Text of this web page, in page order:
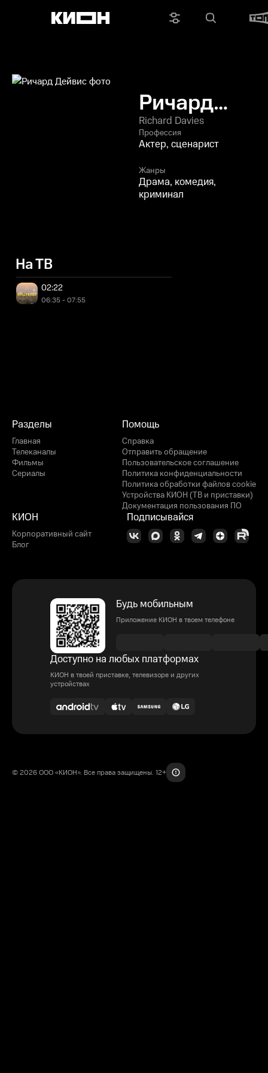
Ричард
Дейвис
Richard Davies
Профессия
Актер, сценарист
Жанры
Драма, комедия,
криминал
На ТВ
02:22
06:35 - 07:55
Разделы
Главная
Телеканалы
Фильмы
Сериалы
Помощь
Справка
Отправить обращение
Пользовательское соглашение
Политика конфиденциальности
Политика обработки файлов cookie
Устройства КИОН (ТВ и приставки)
Документация пользования ПО
КИОН
Корпоративный сайт
Блог
Подписывайся
Будь мобильным
Приложение КИОН в твоем телефоне
Доступно на любых платформах
КИОН в твоей приставке, телевизоре и других
устройствах
© 2026 ООО «КИОН». Все права защищены. 12+